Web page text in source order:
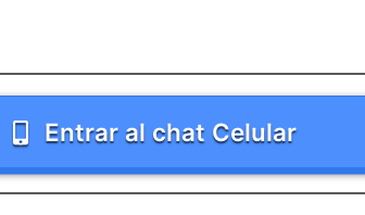
Entrar al chat Celular